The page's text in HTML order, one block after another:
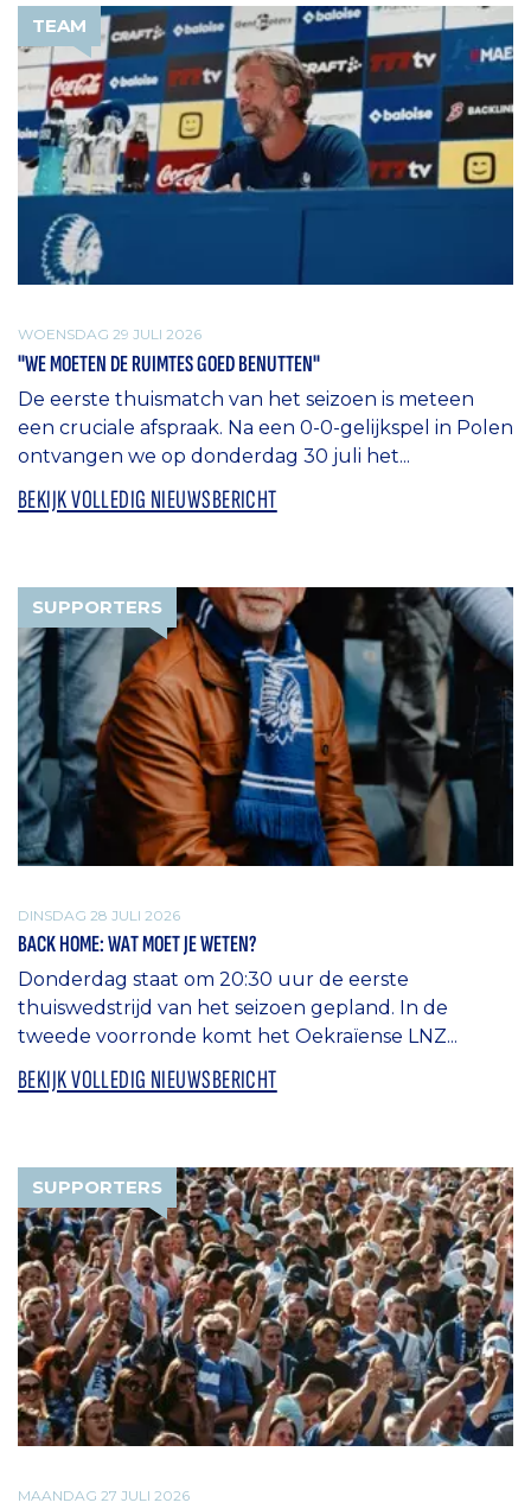
TEAM
WOENSDAG 29 JULI 2026
"WE MOETEN DE RUIMTES GOED BENUTTEN"
De eerste thuismatch van het seizoen is meteen
een cruciale afspraak. Na een 0-0-gelijkspel in Polen
ontvangen we op donderdag 30 juli het...
BEKIJK VOLLEDIG NIEUWSBERICHT
SUPPORTERS
DINSDAG 28 JULI 2026
BACK HOME: WAT MOET JE WETEN?
Donderdag staat om 20:30 uur de eerste
thuiswedstrijd van het seizoen gepland. In de
tweede voorronde komt het Oekraïense LNZ...
BEKIJK VOLLEDIG NIEUWSBERICHT
SUPPORTERS
MAANDAG 27 JULI 2026